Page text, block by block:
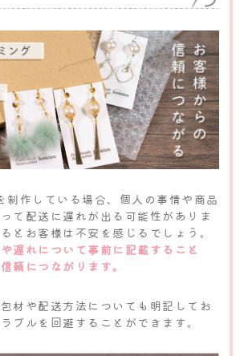
制作している場合、個人の事情や商品
て配送に遅れが出る可能性がありま
とお客様は不安を感じるでしょう。
遅れについて事前に記載すること
頼につながります。
材や配送方法についても明記してお
ブルを回避することができます。